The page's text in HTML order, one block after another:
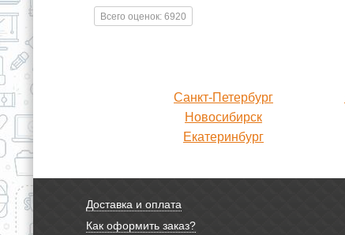
Всего оценок: 6920
Санкт-Петербург
Новосибирск
Екатеринбург
Доставка и оплата
Как оформить заказ?